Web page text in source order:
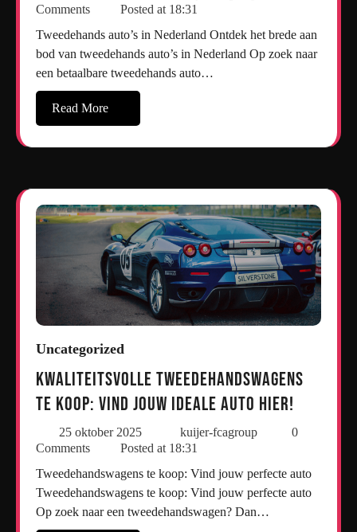
Comments
Posted at 18:31
Tweedehands auto’s in Nederland Ontdek het brede aan
bod van tweedehands auto’s in Nederland Op zoek naar
een betaalbare tweedehands auto…
Read More
Uncategorized
Kwaliteitsvolle tweedehandswagens
te koop: Vind jouw ideale auto hier!
25 oktober 2025 kuijer-fcagroup
0
Comments
Posted at 18:31
Tweedehandswagens te koop: Vind jouw perfecte auto
Tweedehandswagens te koop: Vind jouw perfecte auto
Op zoek naar een tweedehandswagen? Dan…